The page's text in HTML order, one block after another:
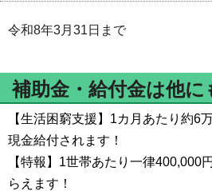
令和8年3月31日まで
補助金・給付金は他に
【生活困窮支援】1カ月あたり約6
現金給付されます！
【特報】1世帯あたり一律400,000
らえます！